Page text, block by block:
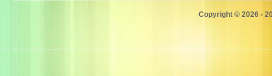
Copyright © 2026 -